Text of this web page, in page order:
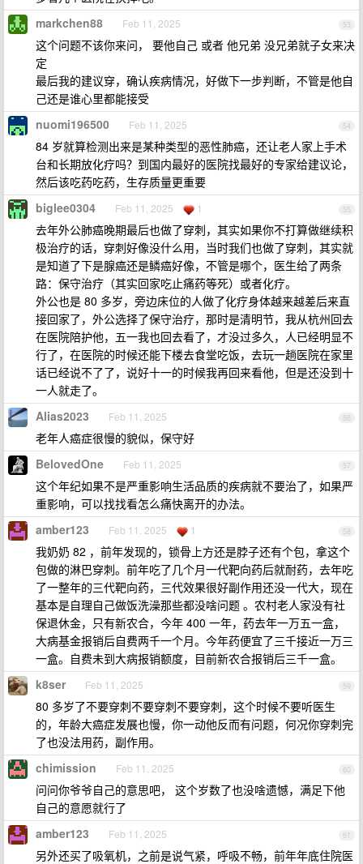
53
markchen88 Feb 11, 2025
这个问题不该你来问， 要他自己 或者 他兄弟 没兄弟就子女来决
定
最后我的建议穿，确认疾病情况，好做下一步判断，不管是他自
己还是谁心里都能接受
54
nuomi196500 Feb 11, 2025
84 岁就算检测出来是某种类型的恶性肺癌，还让老人家上手术
台和长期放化疗吗？到国内最好的医院找最好的专家给建议论，
然后该吃药吃药，生存质量更重要
55
biglee0304 Feb 11, 2025 1
去年外公肺癌晚期最后也做了穿刺，其实如果你不打算做继续积
极治疗的话，穿刺好像没什么用，当时我们也做了穿刺，其实就
是知道了下是腺癌还是鳞癌好像，不管是哪个，医生给了两条
路：保守治疗（其实回家吃止痛药等死）或者化疗。
外公也是 80 多岁，旁边床位的人做了化疗身体越来越差后来直
接回家了，外公选择了保守治疗，那时是清明节，我从杭州回去
在医院陪护他，五一我也回去看了，才没过多久，人已经明显不
行了，在医院的时候还能下楼去食堂吃饭，去玩一趟医院在家里
话已经说不了了，说好十一的时候我再回来看他，但是还没到十
一人就走了。
56
Alias2023 Feb 11, 2025
老年人癌症很慢的貌似，保守好
57
BelovedOne Feb 11, 2025
这个年纪如果不是严重影响生活品质的疾病就不要治了，如果严
重影响，可以找找看怎么痛快离开的办法。
58
amber123 Feb 11, 2025 1
我奶奶 82 ，前年发现的，锁骨上方还是脖子还有个包，拿这个
包做的淋巴穿刺。前年吃了几个月一代靶向药后就耐药，去年吃
了一整年的三代靶向药，三代效果很好副作用还没一代大，现在
基本是自理自己做饭洗澡那些都没啥问题 。农村老人家没有社
保退休金，只有新农合，今年 400 一年，药去年一万五一盒，
大病基金报销后自费两千一个月。今年药便宜了三千接近一万三
一盒。自费未到大病报销额度，目前新农合报销后三千一盒。
59
k8ser Feb 11, 2025
80 多岁了不要穿刺不要穿刺不要穿刺，这个时候不要听医生
的，年龄大癌症发展也慢，你一动他反而有问题，何况你穿刺完
了也没法用药，副作用。
60
chimission Feb 11, 2025
问问你爷爷自己的意思吧， 这个岁数了也没啥遗憾，满足下他
自己的意愿就行了
61
amber123 Feb 11, 2025
另外还买了吸氧机，之前是说气紧，呼吸不畅，前年年底住院医